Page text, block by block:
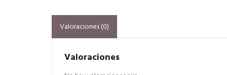
Valoraciones (0)
Valoraciones